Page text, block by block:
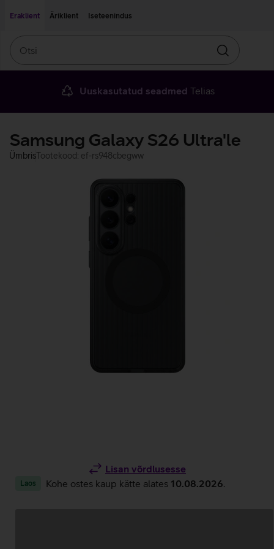
Eraklient
Äriklient Iseteenindus
Otsin
Uuskasutatud seadmed Telias
Samsung Galaxy S26 Ultra'le
ÜmbrisTootekood: ef-rs948cbegww
Lisan võrdlusesse
Laos Kohe ostes kaup kätte alates 10.08.2026